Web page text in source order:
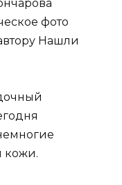
фото
Нашли
кожи.